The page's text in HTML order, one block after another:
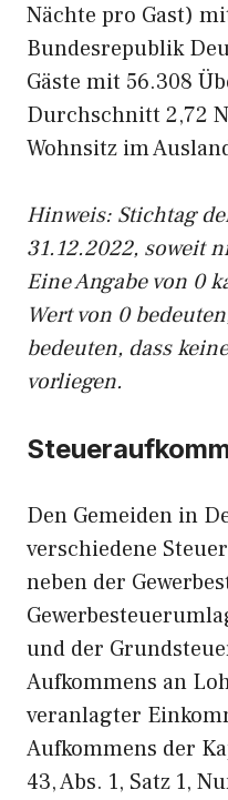
Nächte pro Gast)
Bundesrepublik
Gäste mit 56.308
Durchschnitt 2,72
Wohnsitz im
Hinweis: Stichtag
31.12.2022, soweit
Eine Angabe von 0
Wert von 0
bedeuten, dass
vorliegen.
Den Gemeiden in
verschiedene
neben der
und der
Aufkommens an
veranlagter
Aufkommens der
43, Abs. 1, Satz 1,